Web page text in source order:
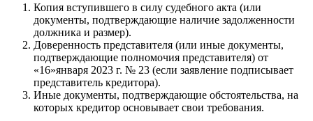
Копия вступившего в силу судебного акта (или
документы, подтверждающие наличие задолженности
должника и размер).
Доверенность представителя (или иные документы,
подтверждающие полномочия представителя) от
«16»января 2023 г. № 23 (если заявление подписывает
представитель кредитора).
Иные документы, подтверждающие обстоятельства, на
которых кредитор основывает свои требования.